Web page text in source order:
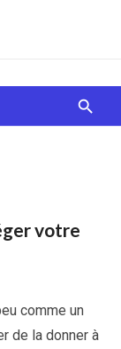
On
!
votre
comme un
de la donner à